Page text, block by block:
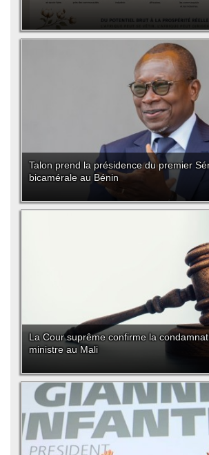
Talon prend la présidence du premier
bicamérale au Bénin
La Cour suprême confirme la
ministre au Mali